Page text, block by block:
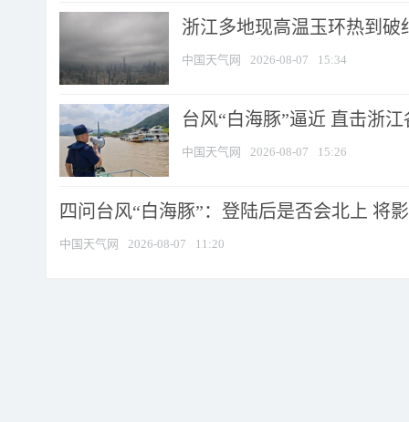
浙江多地现高温玉环热到破
中国天气网 2026-08-07 15:34
台风“白海豚”逼近 直击浙
中国天气网 2026-08-07 15:26
四问台风“白海豚”：登陆后是否会北上 将
中国天气网 2026-08-07 11:20